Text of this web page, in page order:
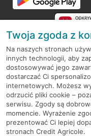
RODO
Regulamin serwisu
Mapa serwisu
PolitykaCookies
Twoja zgoda z
Na naszych stronach
innych technologii, aby
dostosowywać jego
dostarczać Ci
internetowych. Możesz
odrzucić pliki cookie –
serwisu. Zgody są
momencie. Wyrażenie
prezentować Ci lepiej
stronach Credit Agricole.